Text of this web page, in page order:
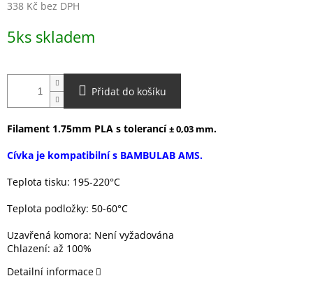
338 Kč bez DPH
cena:
5ks skladem
Přidat do košíku
Filament 1.75mm PLA s tolerancí± 0,03 mm.
Cívka je kompatibilní s BAMBULAB AMS.
Teplota tisku: 195-220°C
Teplota podložky: 50-60°C
Uzavřená komora: Není vyžadována
Chlazení: až 100%
Detailní informace